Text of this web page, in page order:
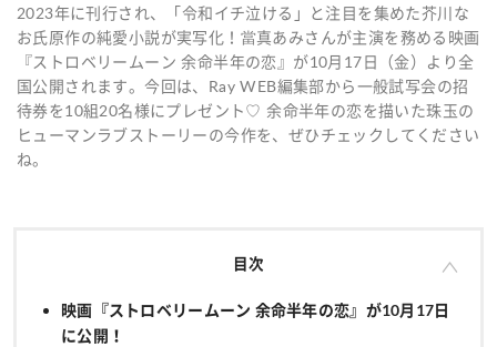
2023年に刊行され、「令和イチ泣ける」と注目を集めた芥川な
お氏原作の純愛小説が実写化！當真あみさんが主演を務める映画
『ストロベリームーン 余命半年の恋』が10月17日（金）より全
国公開されます。今回は、Ray WEB編集部から一般試写会の招
待券を10組20名様にプレゼント♡ 余命半年の恋を描いた珠玉の
ヒューマンラブストーリーの今作を、ぜひチェックしてください
ね。
目次
映画『ストロベリームーン 余命半年の恋』が10月17日
に公開！